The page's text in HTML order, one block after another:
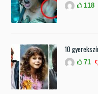
118
10
71